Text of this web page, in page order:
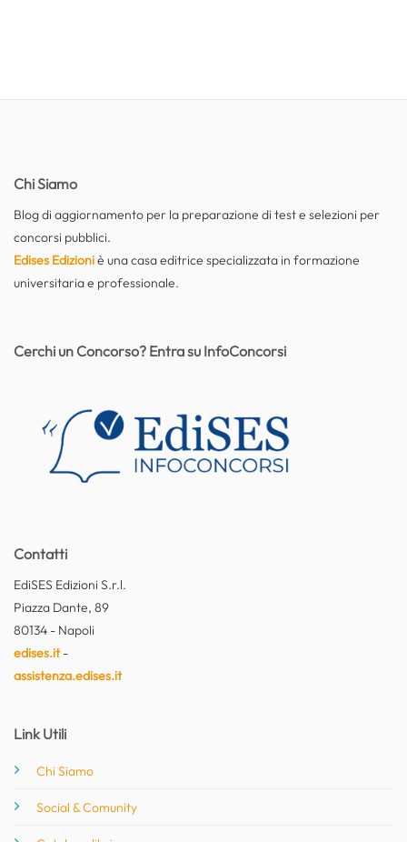
Chi Siamo
Blog di aggiornamento per la preparazione di test e selezioni per
concorsi pubblici.
Edises Edizioniè una casa editrice specializzata in formazione
universitaria e professionale.
Contatti
EdiSES Edizioni S.r.l.
Piazza Dante, 89
80134 - Napoli
edises.it-
assistenza.edises.it
Link Utili
Chi Siamo
Social & Comunity
Cerchi un Concorso? Entra su InfoConcorsi